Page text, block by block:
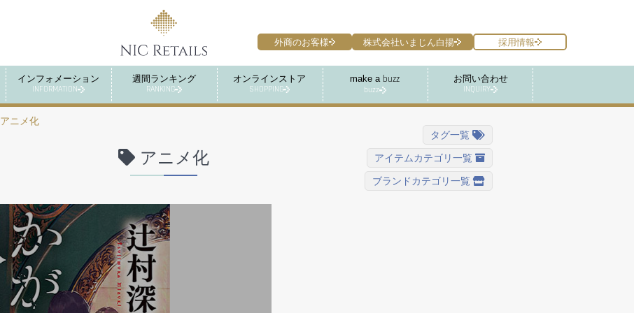
インフォメーション
INFORMATION
週間ランキング
RANKING
オンラインストア
SHOPPING
make a buzz
buzz
お問い合わせ
INQUIRY
外商のお客様 株式会社いまじん白揚 採用情報
アニメ化
アニメ化
タグ一覧
アイテムカテゴリ一覧
ブランドカテゴリ一覧